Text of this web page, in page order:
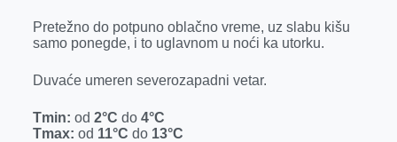
b
o
o
e
g
r
e
d
I
r
s
p
l
Pretežno do potpuno oblačno vreme, uz slabu kišu
samo ponegde, i to uglavnom u noći ka utorku.
Duvaće umeren severozapadni vetar.
Tmin: od 2°C do 4°C
Tmax: od 11°C do 13°C